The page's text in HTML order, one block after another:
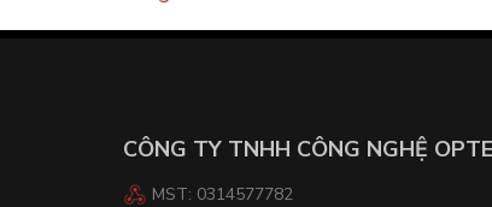
CÔNG TY TNHH CÔNG NGHỆ
MST: 0314577782